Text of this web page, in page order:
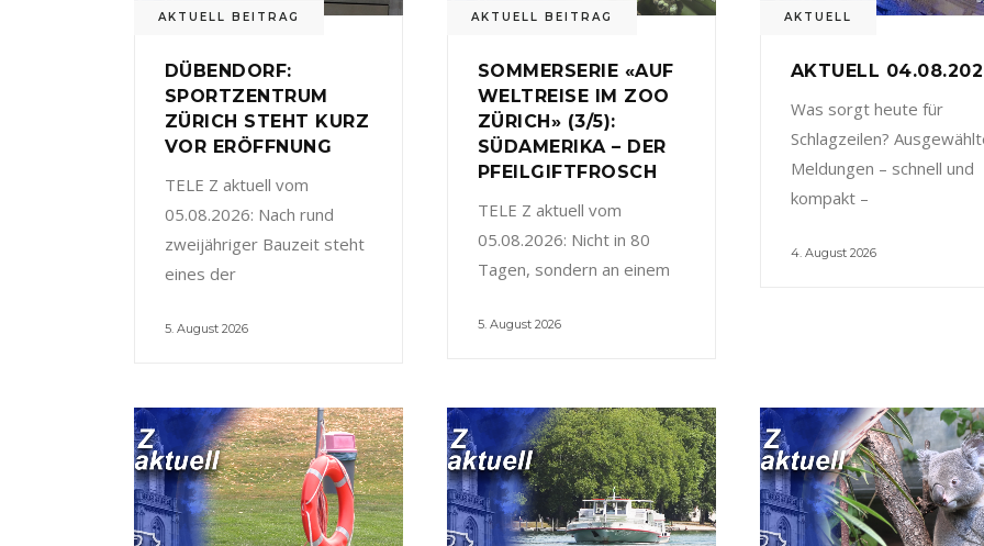
AKTUELL BEITRAG
DÜBENDORF:
SPORTZENTRUM
ZÜRICH STEHT KURZ
VOR ERÖFFNUNG
TELE Z aktuell vom
05.08.2026: Nach rund
zweijähriger Bauzeit steht
eines der
5. August 2026
AKTUELL BEITRAG
SOMMERSERIE «AUF
WELTREISE IM ZOO
ZÜRICH» (3/5):
SÜDAMERIKA – DER
PFEILGIFTFROSCH
TELE Z aktuell vom
05.08.2026: Nicht in 80
Tagen, sondern an einem
5. August 2026
AKTUELL
AKTUELL
Was sorgt heute für
Schlagzeilen?
Meldungen – schnell und
kompakt –
4. August 2026